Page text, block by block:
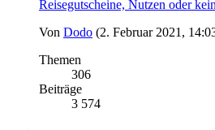
Reisegutscheine, Nutzen oder
Von Dodo (2. Februar 2021,
Themen
306
Beiträge
3 574